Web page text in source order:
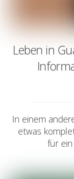
Leben in
In einem
etwas
für